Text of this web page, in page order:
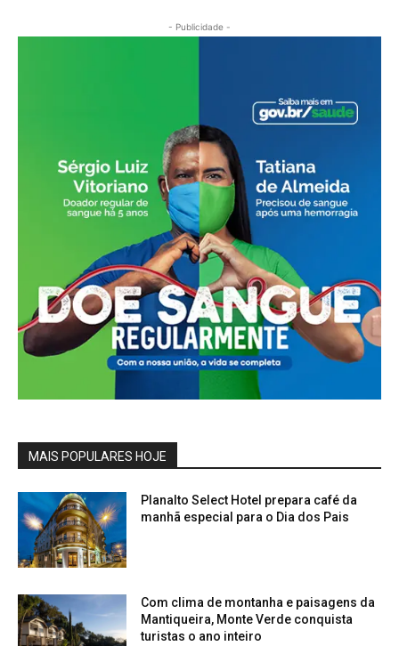
- Publicidade -
MAIS POPULARES HOJE
Planalto Select Hotel prepara café da
manhã especial para o Dia dos Pais
Com clima de montanha e paisagens da
Mantiqueira, Monte Verde conquista
turistas o ano inteiro